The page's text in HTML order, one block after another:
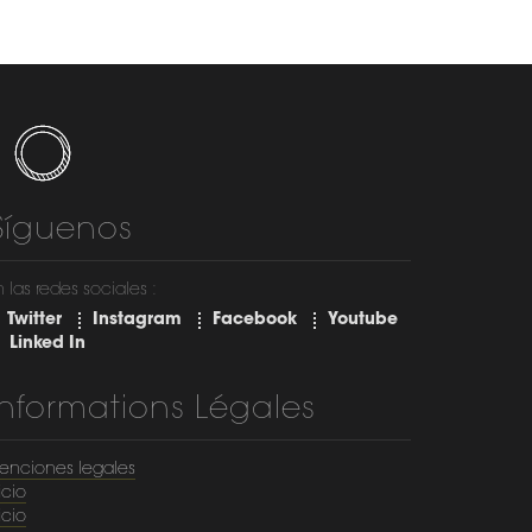
las redes sociales :
Twitter
Instagram Facebook
Youtube
Linked In
Légales
legales